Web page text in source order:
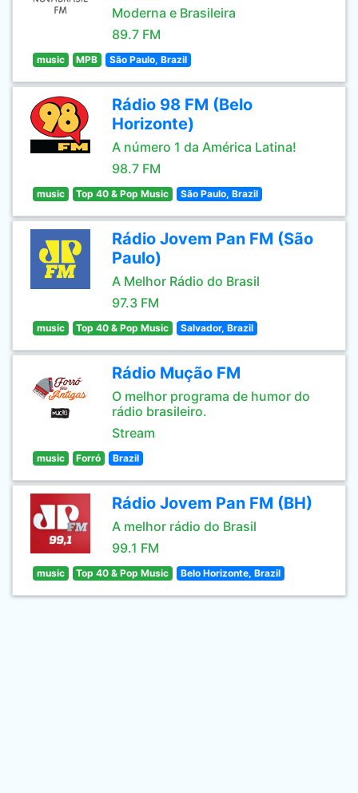
Moderna e Brasileira
89.7 FM
music MPB São Paulo, Brazil
Rádio 98 FM (Belo
Horizonte)
A número 1 da América Latina!
98.7 FM
music Top 40 & Pop Music São Paulo, Brazil
Rádio Jovem Pan FM (São
Paulo)
A Melhor Rádio do Brasil
97.3 FM
music Top 40 & Pop Music Salvador, Brazil
Rádio Mução FM
O melhor programa de humor do
rádio brasileiro.
Stream
music Forró Brazil
Rádio Jovem Pan FM (BH)
A melhor rádio do Brasil
99.1 FM
music Top 40 & Pop Music Belo Horizonte, Brazil